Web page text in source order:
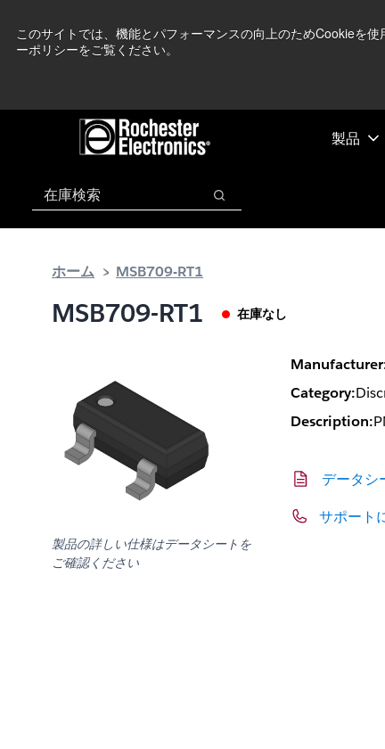
このサイトでは、機能とパフォーマンスの向上のためCookieを
ーポリシーをご覧ください。
製品
検索
検索
ホーム MSB709-RT1
MSB709-RT1 在庫なし
製品の詳しい仕様はデータシートを
ご確認ください
Category:
Description:
データシ
サポート